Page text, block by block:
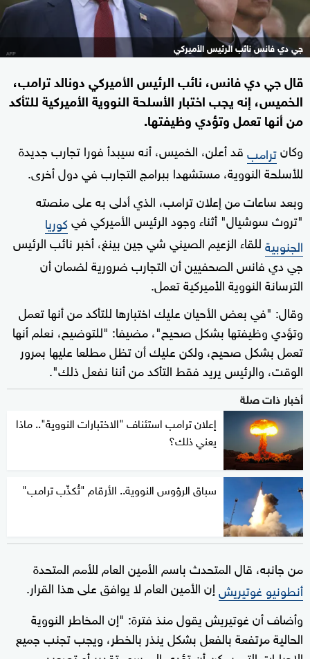
جي دي فانس نائب الرئيس الأميركي
قال جي دي فانس، نائب الرئيس الأميركي دونالد ترامب،
الخميس، إنه يجب اختبار الأسلحة النووية الأميركية للتأكد
من أنها تعمل وتؤدي وظيفتها.
وكانترامبقد أعلن، الخميس، أنه سيبدأ فورا تجارب جديدة
للأسلحة النووية، مستشهدا ببرامج التجارب في دول أخرى.
وبعد ساعات من إعلان ترامب، الذي أدلى به على منصته
"تروث سوشيال" أثناء وجود الرئيس الأميركي فيكوريا
الجنوبيةللقاء الزعيم الصيني شي جين بينغ، أخبر نائب الرئيس
جي دي فانس الصحفيين أن التجارب ضرورية لضمان أن
الترسانة النووية الأميركية تعمل.
وقال: "في بعض الأحيان عليك اختبارها للتأكد من أنها تعمل
وتؤدي وظيفتها بشكل صحيح"، مضيفا: "للتوضيح، نعلم أنها
تعمل بشكل صحيح، ولكن عليك أن تظل مطلعا عليها بمرور
الوقت، والرئيس يريد فقط التأكد من أننا نفعل ذلك".
أخبار ذات صلة
إعلان ترامب استئناف "الاختبارات النووية".. ماذا
يعني ذلك؟
سباق الرؤوس النووية.. الأرقام "تُكذّب ترامب"
من جانبه، قال المتحدث باسم الأمين العام للأمم المتحدة
أنطونيو غوتيريشإن الأمين العام لا يوافق على هذا القرار.
وأضاف أن غوتيريش يقول منذ فترة: "إن المخاطر النووية
الحالية مرتفعة بالفعل بشكل ينذر بالخطر، ويجب تجنب جميع